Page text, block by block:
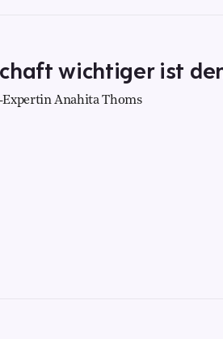
wichtiger ist
Anahita Thoms